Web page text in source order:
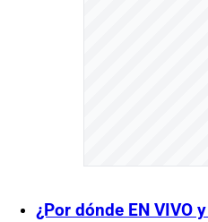
¿Por dónde EN VIVO